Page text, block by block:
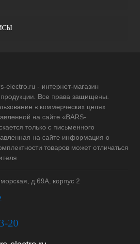
electro.ru - интернет-магазин
продукции. Все права защищены.
в коммерческих целях
на сайте «BARS-
только с письменного
на сайте информация о
товаров может отличаться
д.69А, корпус 2
20